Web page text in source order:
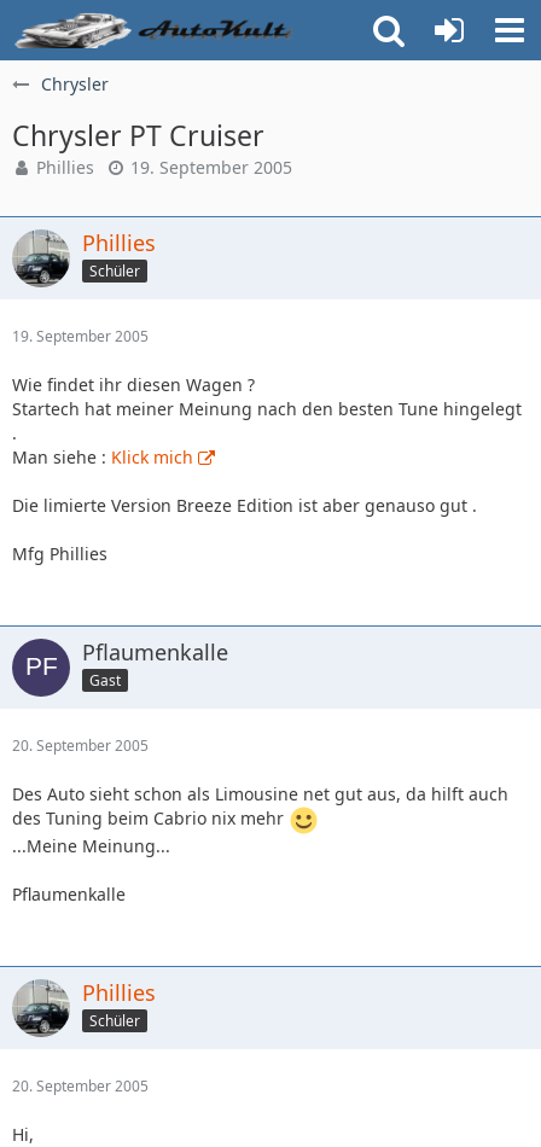
Chrysler
Chrysler PT Cruiser
Phillies 19. September 2005
Phillies
Schüler
19. September 2005
Wie findet ihr diesen Wagen ?
Startech hat meiner Meinung nach den besten Tune hingelegt
.
Man siehe : Klick mich
Die limierte Version Breeze Edition ist aber genauso gut .
Mfg Phillies
Pflaumenkalle
Gast
20. September 2005
Des Auto sieht schon als Limousine net gut aus, da hilft auch
des Tuning beim Cabrio nix mehr
...Meine Meinung...
Pflaumenkalle
Phillies
Schüler
20. September 2005
Hi,